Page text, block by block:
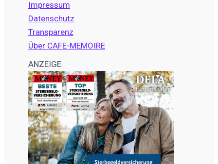
Impressum
Datenschutz
Transparenz
Über CAFE-MEMOIRE
ANZEIGE